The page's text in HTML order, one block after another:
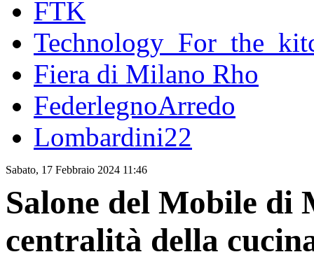
FTK
Fiera di Milano Rho
FederlegnoArredo
Lombardini22
Sabato, 17 Febbraio 2024 11:46
Salone del Mobile di
centralità della